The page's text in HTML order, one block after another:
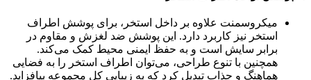
میکروسمنت علاوه بر داخل استخر، برای پوشش اطراف
استخر نیز کاربرد دارد. این پوشش ضد لغزش و مقاوم در
برابر سایش است و به حفظ ایمنی محیط کمک می‌کند.
همچنین با تنوع طراحی، می‌توان اطراف استخر را به فضایی
هماهنگ و جذاب تبدیل کرد که به زیبایی کل مجموعه بیافزاید.